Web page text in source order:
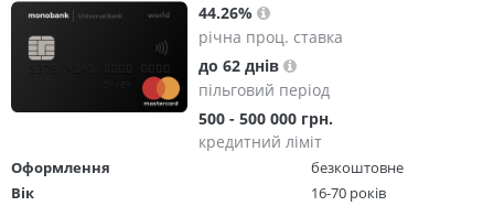
44.26%
річна проц. ставка
до 62 днів
пільговий період
500 - 500 000 грн.
кредитний ліміт
Оформлення
безкоштовне
Вік
16-70 років